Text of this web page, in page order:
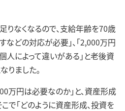
りなくなるので、支給年齢を70歳
などの対応が必要」、「2,000万円
人によって違いがある」と老後資
りました。
万円は必要なのか」と、資産形成
で「どのように資産形成、投資を